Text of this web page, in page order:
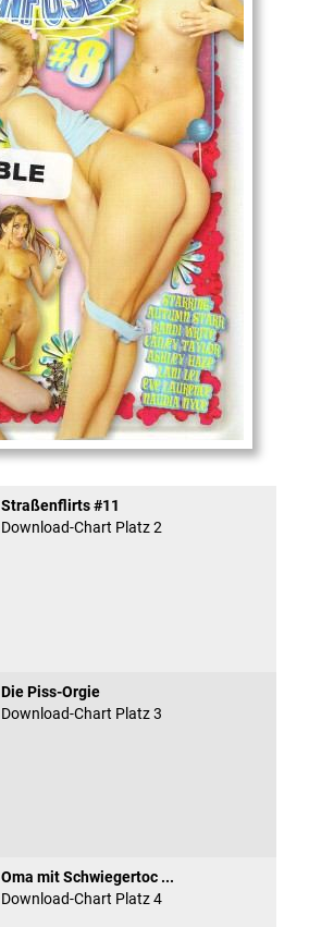
Straßenflirts #11
Download-Chart Platz 2
Die Piss-Orgie
Download-Chart Platz 3
Oma mit Schwiegertoc ...
Download-Chart Platz 4